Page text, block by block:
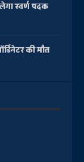
स्वर्ण पदक
की मौत